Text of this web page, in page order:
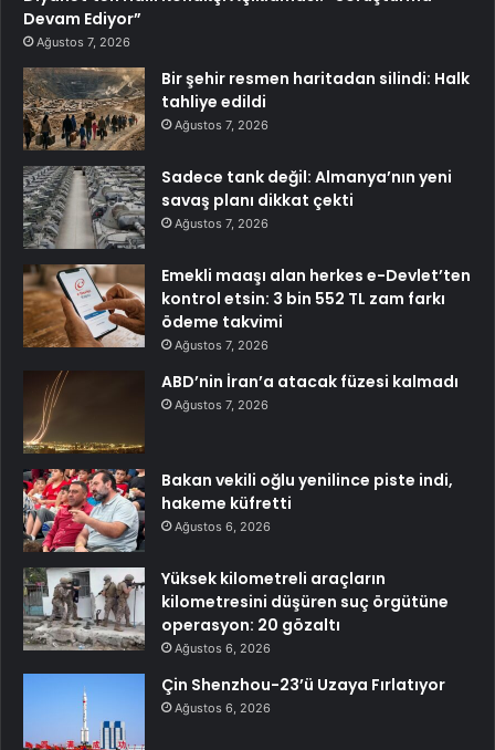
Devam Ediyor”
Ağustos 7, 2026
Bir şehir resmen haritadan silindi: Halk
tahliye edildi
Ağustos 7, 2026
Sadece tank değil: Almanya’nın yeni
savaş planı dikkat çekti
Ağustos 7, 2026
Emekli maaşı alan herkes e-Devlet’ten
kontrol etsin: 3 bin 552 TL zam farkı
ödeme takvimi
Ağustos 7, 2026
ABD’nin İran’a atacak füzesi kalmadı
Ağustos 7, 2026
Bakan vekili oğlu yenilince piste indi,
hakeme küfretti
Ağustos 6, 2026
Yüksek kilometreli araçların
kilometresini düşüren suç örgütüne
operasyon: 20 gözaltı
Ağustos 6, 2026
Çin Shenzhou-23’ü Uzaya Fırlatıyor
Ağustos 6, 2026